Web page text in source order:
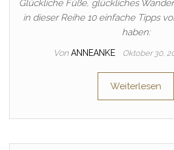
Glückliche Füße, glückliches
in dieser Reihe 10 einfache Tipps
haben:
Von ANNEANKE Oktober 30,
Weiterlesen